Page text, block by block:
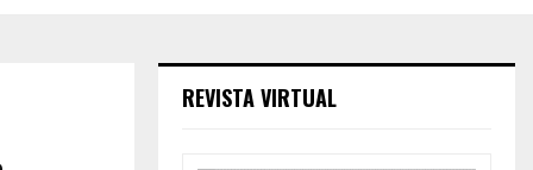
REVISTA VIRTUAL